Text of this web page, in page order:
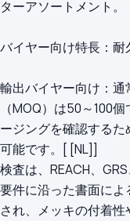
ターアソートメント。
バイヤー向け特長：耐
輸出バイヤー向け：
（MOQ）は50～100
ージングを確認する
可能です。[ [NL]]
検査は、REACH、
要件に沿った書面に
され、メッキの付着